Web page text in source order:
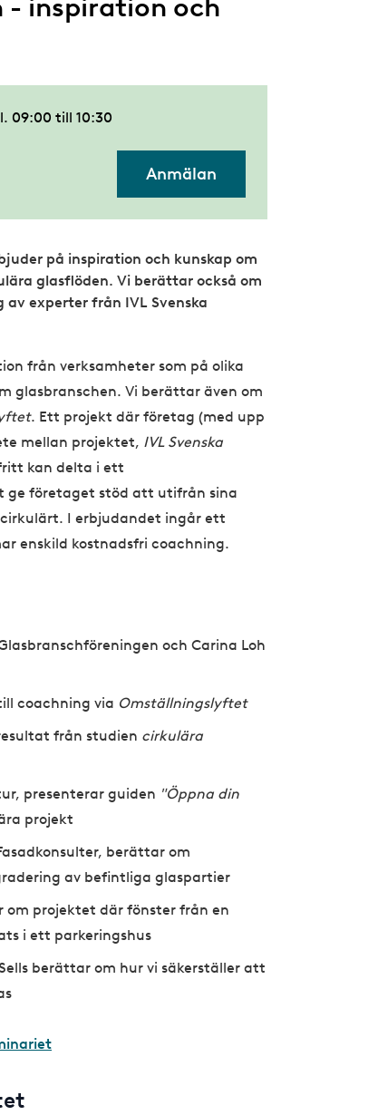
- inspiration och
09:00 till 10:30
Anmälan
på inspiration och kunskap om
glasflöden. Vi berättar också om
experter från IVL Svenska
från verksamheter som på olika
glasbranschen. Vi berättar även om
. Ett projekt där företag (med upp
mellan projektet, IVL Svenska
kan delta i ett
ge företaget stöd att utifrån sina
I erbjudandet ingår ett
enskild kostnadsfri coachning.
och Carina Loh
coachning via Omställningslyftet
från studien cirkulära
presenterar guiden "Öppna din
projekt
berättar om
av befintliga glaspartier
om projektet där fönster från en
i ett parkeringshus
berättar om hur vi säkerställer att